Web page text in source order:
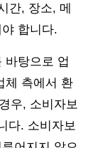
간, 장소, 메
합니다.
바탕으로 업
체 측에서 환
우, 소비자보
다. 소비자보